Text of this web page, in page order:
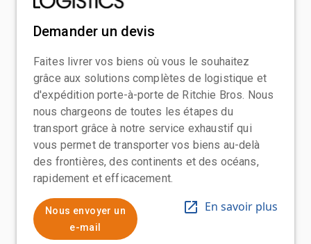
Demander un devis
Faites livrer vos biens où vous le souhaitez
grâce aux solutions complètes de logistique et
d'expédition porte-à-porte de Ritchie Bros. Nous
nous chargeons de toutes les étapes du
transport grâce à notre service exhaustif qui
vous permet de transporter vos biens au-delà
des frontières, des continents et des océans,
rapidement et efficacement.
Nous envoyer un
e-mail
En savoir plus